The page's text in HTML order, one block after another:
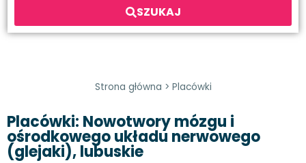
SZUKAJ
Strona główna > Placówki
Placówki: Nowotwory mózgu i
ośrodkowego układu nerwowego
(glejaki), lubuskie